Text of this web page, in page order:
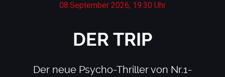
08.September 2026, 19:30 Uhr
DER TRIP
Der neue Psycho-Thriller von Nr.1-